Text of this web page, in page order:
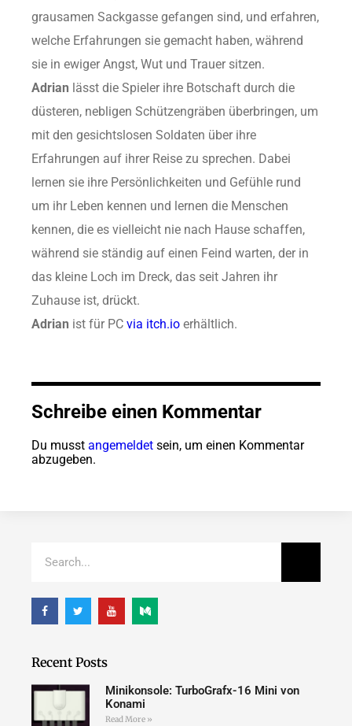
grausamen Sackgasse gefangen sind, und erfahren,
welche Erfahrungen sie gemacht haben, während
sie in ewiger Angst, Wut und Trauer sitzen.
Adrian lässt die Spieler ihre Botschaft durch die
düsteren, nebligen Schützengräben überbringen, um
mit den gesichtslosen Soldaten über ihre
Erfahrungen auf ihrer Reise zu sprechen. Dabei
lernen sie ihre Persönlichkeiten und Gefühle rund
um ihr Leben kennen und lernen die Menschen
kennen, die es vielleicht nie nach Hause schaffen,
während sie ständig auf einen Feind warten, der in
das kleine Loch im Dreck, das seit Jahren ihr
Zuhause ist, drückt.
Adrian ist für PC via itch.io erhältlich.
Schreibe einen Kommentar
Du musst angemeldet sein, um einen Kommentar
abzugeben.
Recent Posts
Minikonsole: TurboGrafx-16 Mini von
Konami
Read More »